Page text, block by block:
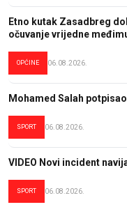
Etno kutak Zasadbreg
očuvanje vrijedne
OPĆINE 06.08.2026.
Mohamed Salah
SPORT 06.08.2026.
VIDEO Novi incident
SPORT 06.08.2026.